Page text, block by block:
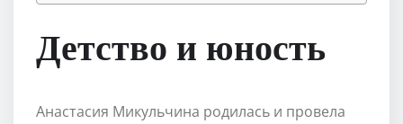
Детство и юность
Анастасия Микульчина родилась и провела